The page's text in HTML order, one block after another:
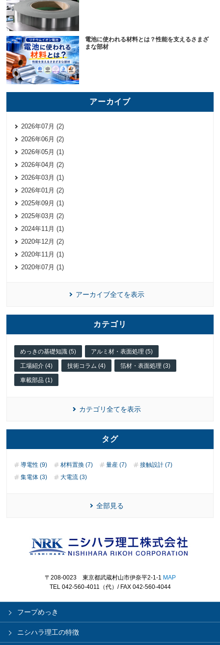
電池に使われる材料とは？性能を支えるさまざ
まな部材
アーカイブ
2026年07月 (2)
2026年06月 (2)
2026年05月 (1)
2026年04月 (2)
2026年03月 (1)
2026年01月 (2)
2025年09月 (1)
2025年03月 (2)
2024年11月 (1)
2020年12月 (2)
2020年11月 (1)
2020年07月 (1)
アーカイブ全てを表示
カテゴリ
めっきの基礎知識 (5) アルミ材・表面処理 (5)
工場紹介 (4) 技術コラム (4) 箔材・表面処理 (3)
車載部品 (1)
カテゴリ全てを表示
タグ
導電性 (9) 材料置換 (7) 量産 (7)
接触設計 (7)
集電体 (3)
大電流 (3)
全部見る
〒208-0023 東京都武蔵村山市伊奈平2-1-1 MAP
TEL 042-560-4011（代）/ FAX 042-560-4044
フープめっき
ニシハラ理工の特徴